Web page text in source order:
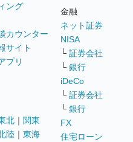
ング
カウンター
サイト
プリ
北 ｜ 関東
陸 ｜ 東海
金融
ネット証券
NISA
└ 証券会社
└ 銀行
iDeCo
└ 証券会社
└ 銀行
FX
住宅ローン